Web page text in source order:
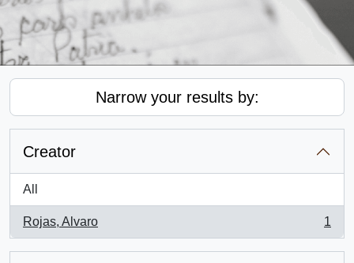
Narrow your results by:
Creator
All
Rojas, Alvaro
, 1 results
1